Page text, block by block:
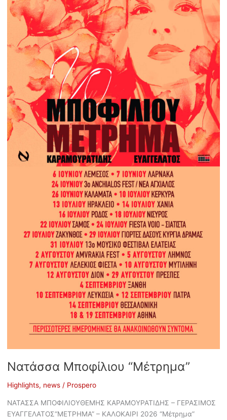
Νατάσσα Μποφίλιου “Μέτρημα”
Highlights, news/ Prospero
ΝΑΤΑΣΣΑ ΜΠΟΦΙΛΙΟΥΘΕΜΗΣ ΚΑΡΑΜΟΥΡΑΤΙΔΗΣ – ΓΕΡΑΣΙΜΟΣ
ΕΥΑΓΓΕΛΑΤΟΣ“ΜΕΤΡΗΜΑ” – ΚΑΛΟΚΑΙΡΙ 2026 “Μέτρημα”